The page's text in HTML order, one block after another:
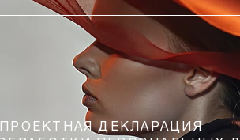
ПРОЕКТНАЯ ДЕКЛАРАЦИЯ